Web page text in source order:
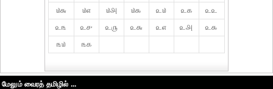
௰௬
௰௭ ௰௮ ௰௯ ௨௰ ௨௧
௨௨
௨௩
௨௪ ௨௫ ௨௬ ௨௭ ௨௮
௨௯
௩௰
௩௧
மேலும் வைரத் தமிழில் ...